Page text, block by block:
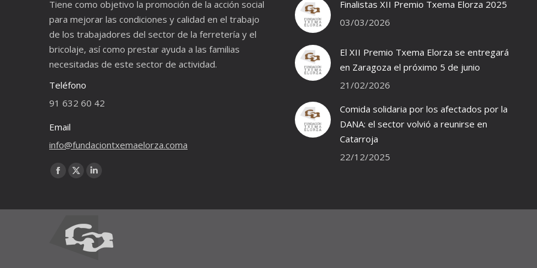
Tiene como objetivo la promoción de la acción social
para mejorar las condiciones y calidad en el trabajo
de los trabajadores del sector de la ferretería y el
bricolaje, así como prestar ayuda a las familias
necesitadas de este sector de actividad.
Teléfono
91 632 60 42
Email
info@fundaciontxemaelorza.coma
Encuéntranos en:
Facebook
opens
new
window
X
opens
in
new
window
Linkedin
opens
new
window
Finalistas XII Premio Txema Elorza 2025
03/03/2026
El XII Premio Txema Elorza se entregará
en Zaragoza el próximo 5 de junio
21/02/2026
Comida solidaria por los afectados por la
DANA: el sector volvió a reunirse en
Catarroja
22/12/2025